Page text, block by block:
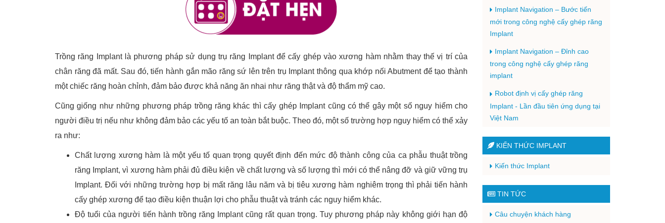
Trồng răng Implant là phương pháp sử dụng trụ răng Implant để cấy ghép vào xương hàm nhằm thay thế vị trí của
chân răng đã mất. Sau đó, tiến hành gắn mão răng sứ lên trên trụ Implant thông qua khớp nối Abutment để tạo thành
một chiếc răng hoàn chỉnh, đảm bảo được khả năng ăn nhai như răng thật và độ thẩm mỹ cao.
Cũng giống như những phương pháp trồng răng khác thì cấy ghép Implant cũng có thể gây một số nguy hiểm cho
người điều trị nếu như không đảm bảo các yếu tố an toàn bắt buộc. Theo đó, một số trường hợp nguy hiểm có thể xảy
ra như:
Chất lượng xương hàm là một yếu tố quan trọng quyết định đến mức độ thành công của ca phẫu thuật trồng
răng Implant, vì xương hàm phải đủ điều kiện về chất lượng và số lượng thì mới có thể nâng đỡ và giữ vững trụ
Implant. Đối với những trường hợp bị mất răng lâu năm và bị tiêu xương hàm nghiêm trọng thì phải tiến hành
cấy ghép xương để tạo điều kiện thuận lợi cho phẫu thuật và tránh các nguy hiểm khác.
Độ tuổi của người tiến hành trồng răng Implant cũng rất quan trọng. Tuy phương pháp này không giới hạn độ
Implant Navigation – Bước tiến
mới trong công nghệ cấy ghép răng
Implant
Implant Navigation – Đỉnh cao
trong công nghệ cấy ghép răng
implant
Robot định vị cấy ghép răng
Implant - Lần đầu tiên ứng dụng tại
Việt Nam
KIẾN THỨC IMPLANT
Kiến thức Implant
TIN TỨC
Câu chuyện khách hàng